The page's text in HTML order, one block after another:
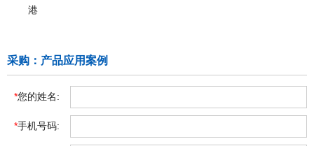
港
采购：产品应用案例
*您的姓名:
*手机号码: